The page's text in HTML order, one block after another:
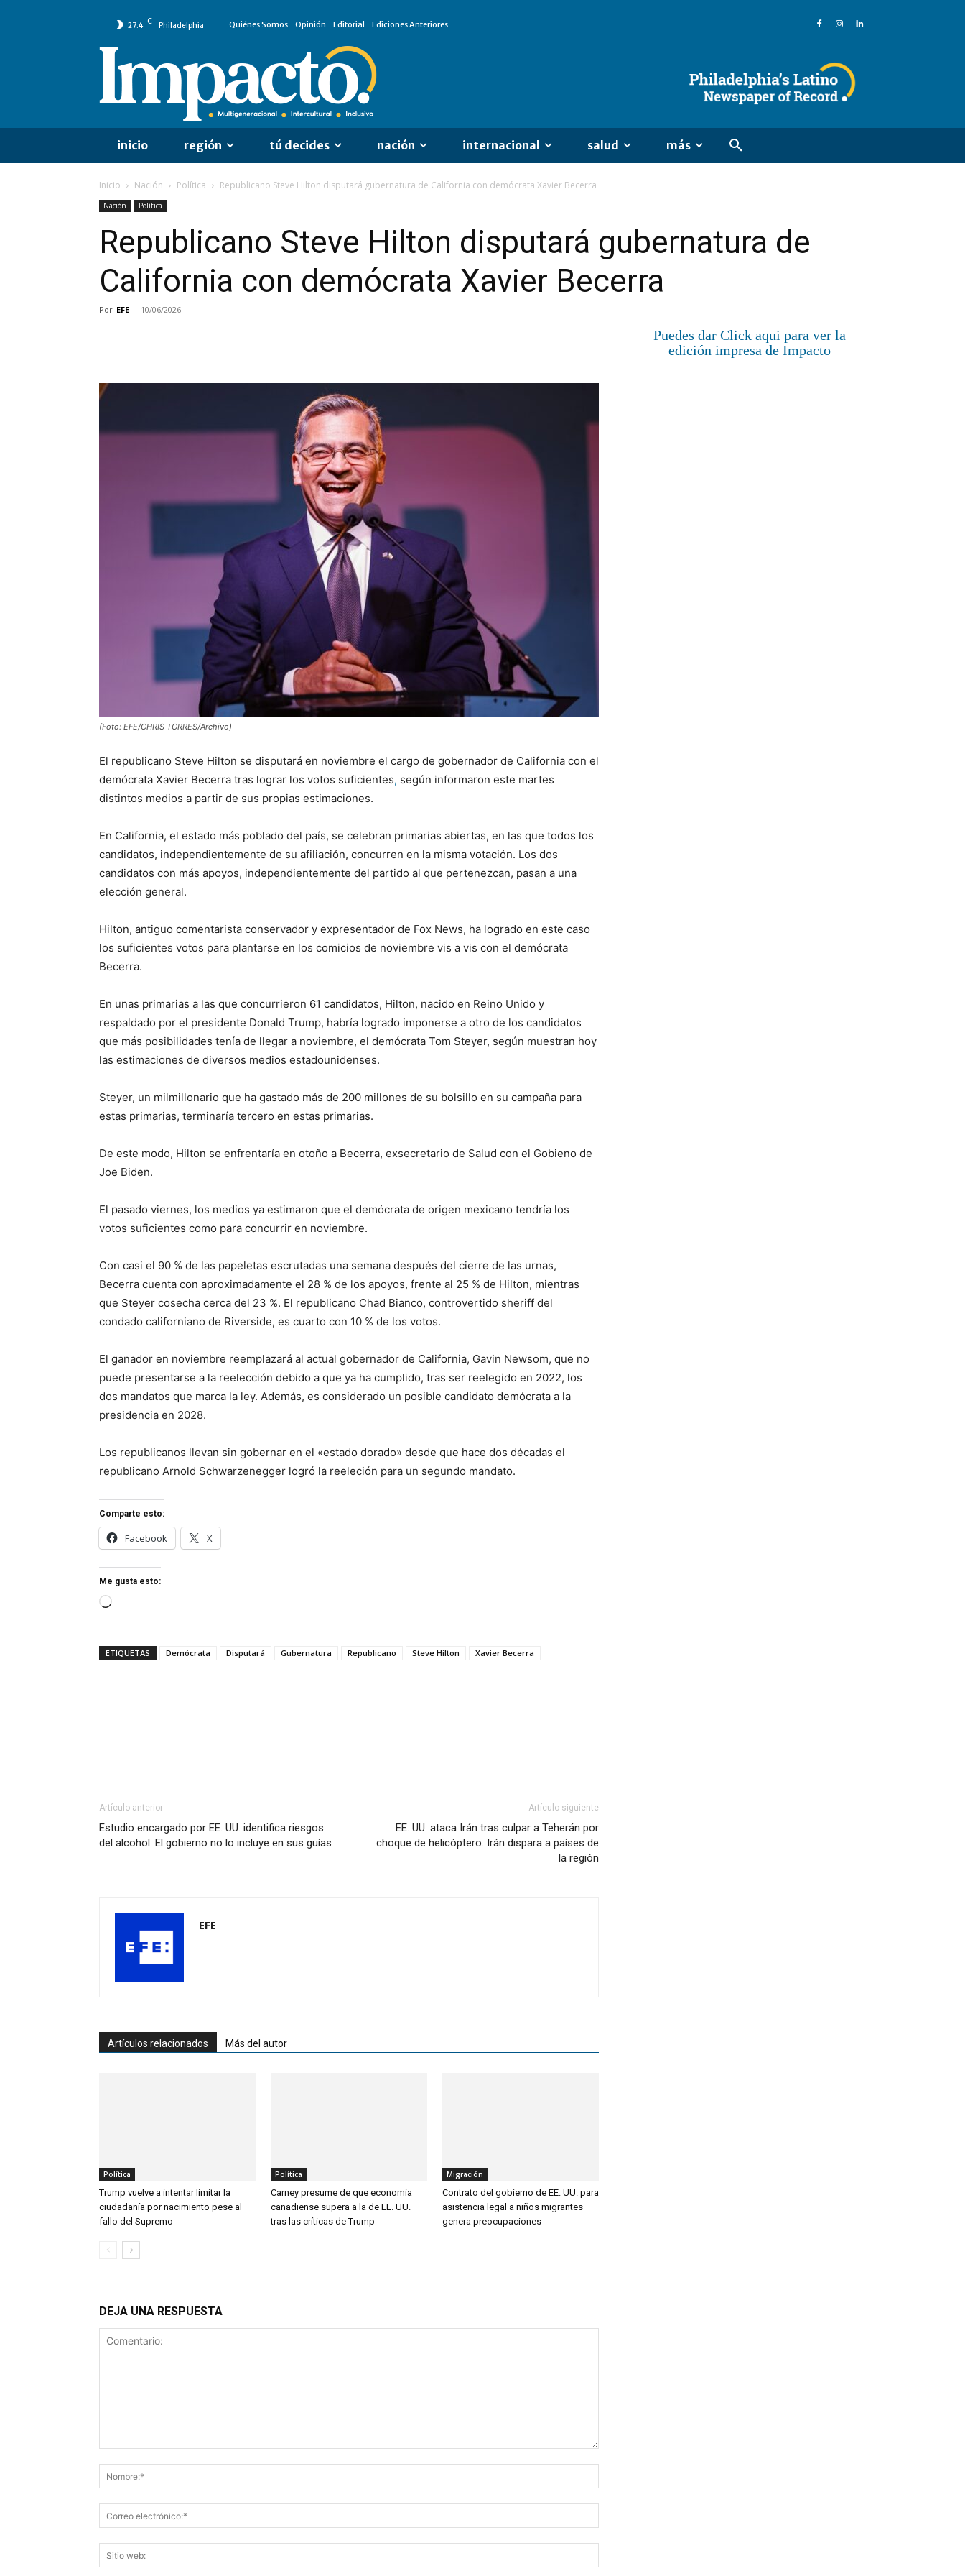
27.4 C Philadelphia Quiénes Somos Opinión Editorial Ediciones Anteriores
inicio región tú decides nación internacional salud más
Inicio Nación Política Republicano Steve Hilton disputará gubernatura de California con demócrata Xavier Becerra
Nación Política
Republicano Steve Hilton disputará gubernatura de
California con demócrata Xavier Becerra
Por EFE - 10/06/2026
(Foto: EFE/CHRIS TORRES/Archivo)
El republicano Steve Hilton se disputará en noviembre el cargo de gobernador de California con el
demócrata Xavier Becerra tras lograr los votos suficientes, según informaron este martes
distintos medios a partir de sus propias estimaciones.
En California, el estado más poblado del país, se celebran primarias abiertas, en las que todos los
candidatos, independientemente de su afiliación, concurren en la misma votación. Los dos
candidatos con más apoyos, independientemente del partido al que pertenezcan, pasan a una
elección general.
Hilton, antiguo comentarista conservador y expresentador de Fox News, ha logrado en este caso
los suficientes votos para plantarse en los comicios de noviembre vis a vis con el demócrata
Becerra.
En unas primarias a las que concurrieron 61 candidatos, Hilton, nacido en Reino Unido y
respaldado por el presidente Donald Trump, habría logrado imponerse a otro de los candidatos
que más posibilidades tenía de llegar a noviembre, el demócrata Tom Steyer, según muestran hoy
las estimaciones de diversos medios estadounidenses.
Steyer, un milmillonario que ha gastado más de 200 millones de su bolsillo en su campaña para
estas primarias, terminaría tercero en estas primarias.
De este modo, Hilton se enfrentaría en otoño a Becerra, exsecretario de Salud con el Gobieno de
Joe Biden.
El pasado viernes, los medios ya estimaron que el demócrata de origen mexicano tendría los
votos suficientes como para concurrir en noviembre.
Con casi el 90 % de las papeletas escrutadas una semana después del cierre de las urnas,
Becerra cuenta con aproximadamente el 28 % de los apoyos, frente al 25 % de Hilton, mientras
que Steyer cosecha cerca del 23 %. El republicano Chad Bianco, controvertido sheriff del
condado californiano de Riverside, es cuarto con 10 % de los votos.
El ganador en noviembre reemplazará al actual gobernador de California, Gavin Newsom, que no
puede presentarse a la reelección debido a que ya ha cumplido, tras ser reelegido en 2022, los
dos mandatos que marca la ley. Además, es considerado un posible candidato demócrata a la
presidencia en 2028.
Los republicanos llevan sin gobernar en el «estado dorado» desde que hace dos décadas el
republicano Arnold Schwarzenegger logró la reeleción para un segundo mandato.
Comparte esto:
Facebook X
Me gusta esto:
Cargando...
ETIQUETAS Demócrata Disputará Gubernatura Republicano Steve Hilton Xavier Becerra
Artículo anterior
Estudio encargado por EE. UU. identifica riesgos
del alcohol. El gobierno no lo incluye en sus guías
Artículo siguiente
EE. UU. ataca Irán tras culpar a Teherán por
choque de helicóptero. Irán dispara a países de
la región
EFE
Artículos relacionados Más del autor
Política
Trump vuelve a intentar limitar la
ciudadanía por nacimiento pese al
fallo del Supremo
Política
Carney presume de que economía
canadiense supera a la de EE. UU.
tras las críticas de Trump
Migración
Contrato del gobierno de EE. UU. para
asistencia legal a niños migrantes
genera preocupaciones
DEJA UNA RESPUESTA
Puedes dar Click aqui para ver la
edición impresa de Impacto